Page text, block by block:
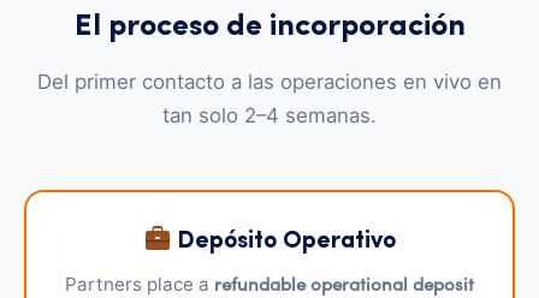
El proceso de incorporación
Del primer contacto a las operaciones en vivo en
tan solo 2–4 semanas.
Depósito Operativo
Partners place a refundable operational deposit